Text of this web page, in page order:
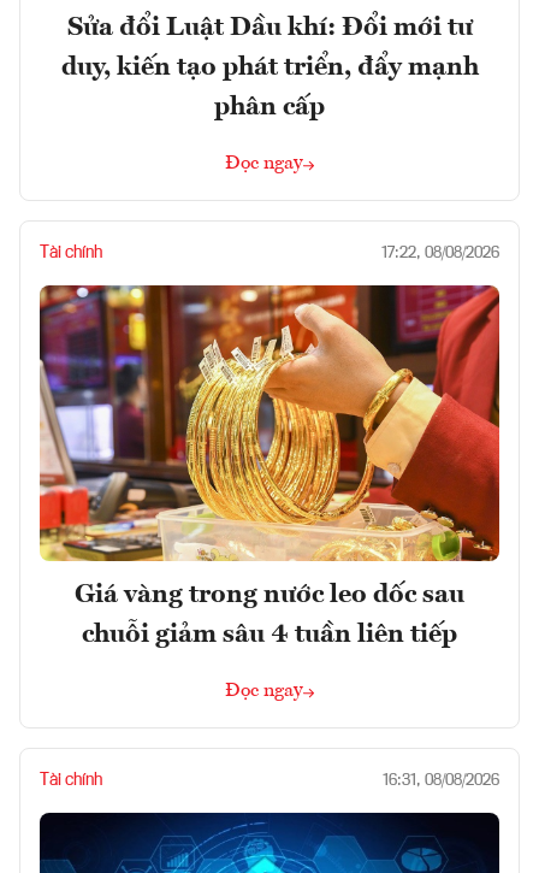
Sửa đổi Luật Dầu khí: Đổi mới tư
duy, kiến tạo phát triển, đẩy mạnh
phân cấp
Đọc ngay
Tài chính 17:22, 08/08/2026
Giá vàng trong nước leo dốc sau
chuỗi giảm sâu 4 tuần liên tiếp
Đọc ngay
Tài chính 16:31, 08/08/2026